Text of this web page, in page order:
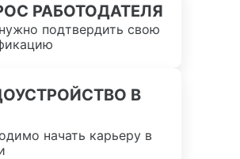
РАБОТОДАТЕЛЯ
подтвердить свою
В
начать карьеру в